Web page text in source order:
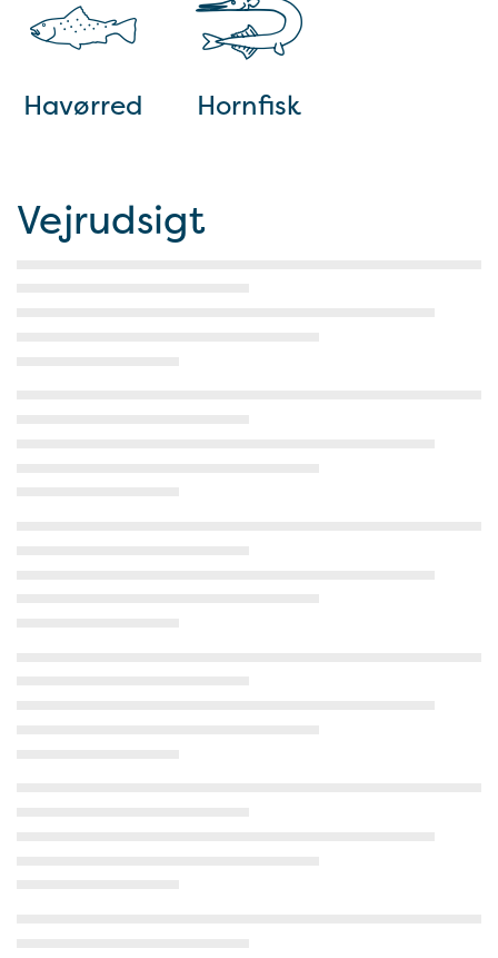
Havørred Hornfisk
Vejrudsigt